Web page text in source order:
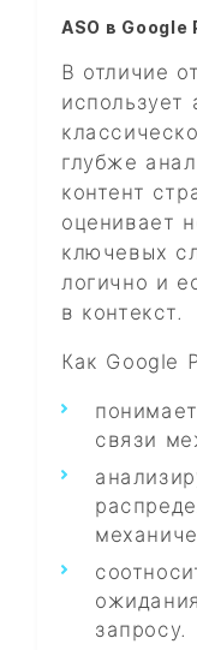
ASO в Google
В отличие
использует
глубже
контент
оценивает
ключевых
логично и
в контекст.
Как Google
связи
запросу.